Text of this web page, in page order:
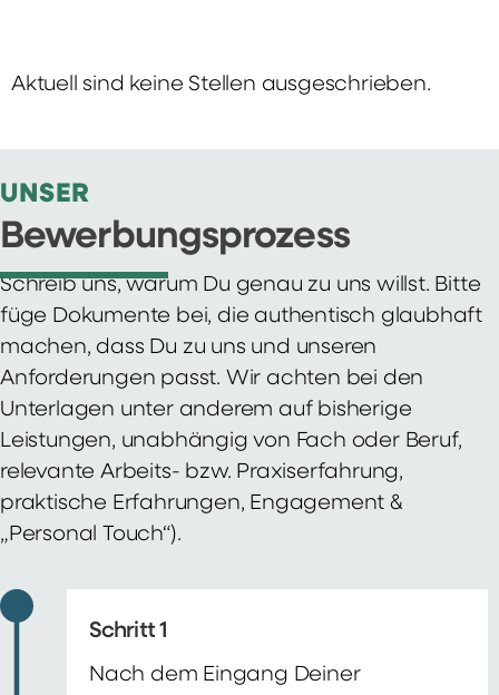
Aktuell sind keine Stellen ausgeschrieben.
UNSER
Bewerbungsprozess
Schreib uns, warum Du genau zu uns willst. Bitte
füge Dokumente bei, die authentisch glaubhaft
machen, dass Du zu uns und unseren
Anforderungen passt. Wir achten bei den
Unterlagen unter anderem auf bisherige
Leistungen, unabhängig von Fach oder Beruf,
relevante Arbeits- bzw. Praxiserfahrung,
praktische Erfahrungen, Engagement &
„Personal Touch“).
Schritt 1
Nach dem Eingang Deiner